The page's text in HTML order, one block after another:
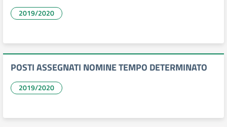
2019/2020
POSTI ASSEGNATI NOMINE TEMPO DETERMINATO
2019/2020